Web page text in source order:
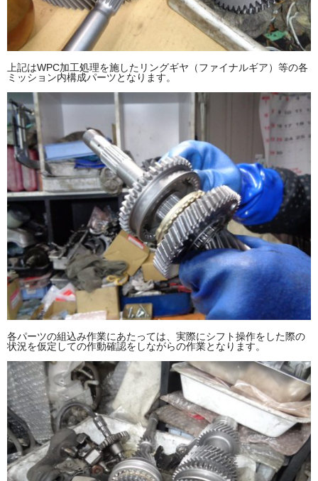
上記はWPC加工処理を施したリングギヤ（ファイナルギア）等の各
ミッション内構成パーツとなります。
各パーツの組込み作業にあたっては、実際にシフト操作をした際の
状況を仮定しての作動確認をしながらの作業となります。